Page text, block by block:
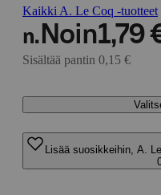
Kaikki A. Le Coq -tuotteet
n. Noin1,79
Sisältää pantin 0,15 €
Lisää suosikkeihin, A.